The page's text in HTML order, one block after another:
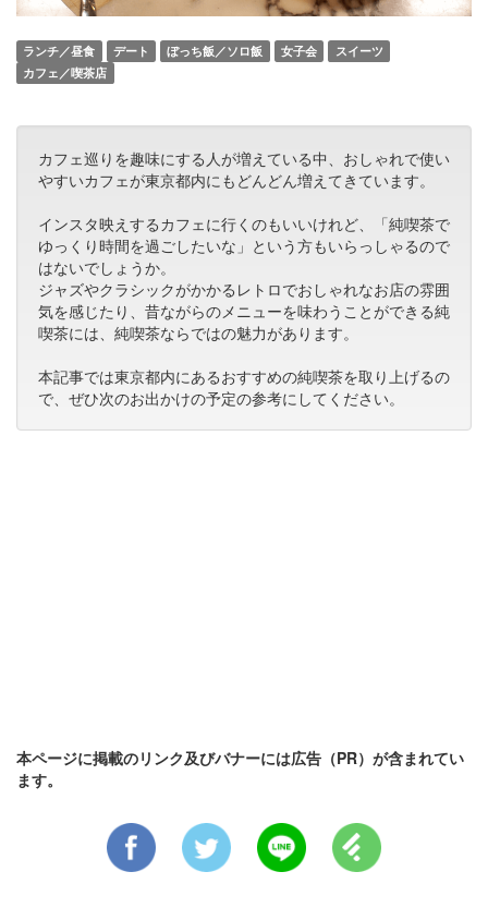
ランチ／昼食 デート ぼっち飯／ソロ飯 女子会
スイーツ
カフェ／喫茶店
カフェ巡りを趣味にする人が増えている中、おしゃれで使い
やすいカフェが東京都内にもどんどん増えてきています。
インスタ映えするカフェに行くのもいいけれど、「純喫茶で
ゆっくり時間を過ごしたいな」という方もいらっしゃるので
はないでしょうか。
ジャズやクラシックがかかるレトロでおしゃれなお店の雰囲
気を感じたり、昔ながらのメニューを味わうことができる純
喫茶には、純喫茶ならではの魅力があります。
本記事では東京都内にあるおすすめの純喫茶を取り上げるの
で、ぜひ次のお出かけの予定の参考にしてください。
本ページに掲載のリンク及びバナーには広告（PR）が含まれてい
ます。